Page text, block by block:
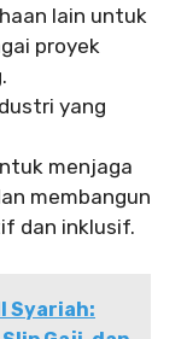
lain untuk
proyek
yang
menjaga
membangun
dan inklusif.
Syariah: